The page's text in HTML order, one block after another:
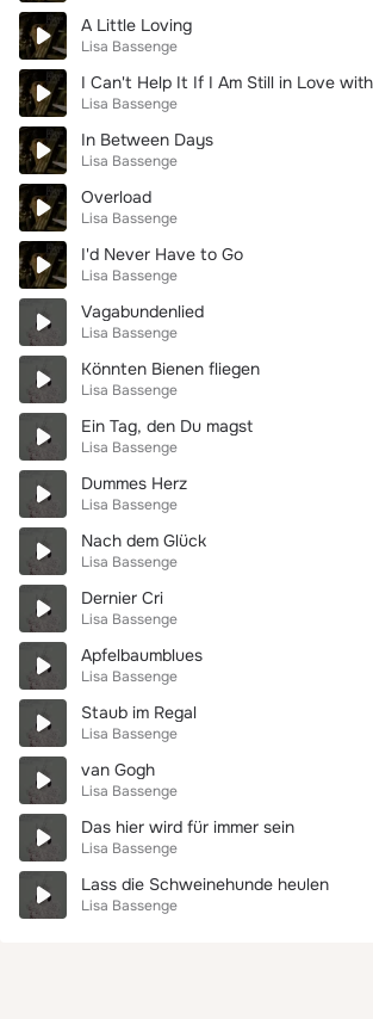
A Little Loving
Lisa Bassenge
I Can't Help It If I Am Still in Love
Lisa Bassenge
In Between Days
Lisa Bassenge
Overload
Lisa Bassenge
I'd Never Have to Go
Lisa Bassenge
Vagabundenlied
Lisa Bassenge
Könnten Bienen fliegen
Lisa Bassenge
Ein Tag, den Du magst
Lisa Bassenge
Dummes Herz
Lisa Bassenge
Nach dem Glück
Lisa Bassenge
Dernier Cri
Lisa Bassenge
Apfelbaumblues
Lisa Bassenge
Staub im Regal
Lisa Bassenge
van Gogh
Lisa Bassenge
Das hier wird für immer sein
Lisa Bassenge
Lass die Schweinehunde heulen
Lisa Bassenge